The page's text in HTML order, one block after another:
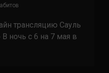
трансляцию Сауль
ночь с 6 на 7 мая в